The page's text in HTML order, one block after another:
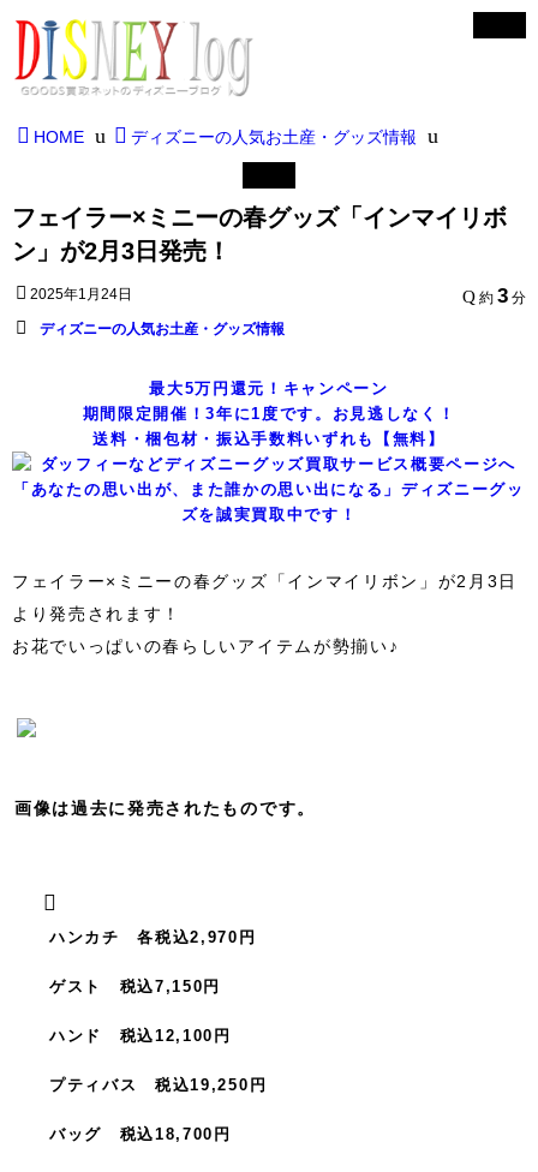
HOME ディズニーの人気お土産・グッズ情報
フェイラー×ミニーの春グッズ「インマイリボ
ン」が2月3日発売！
2025年1月24日 約 3 分
ディズニーの人気お土産・グッズ情報
最大5万円還元！キャンペーン
期間限定開催！3年に1度です。お見逃しなく！
送料・梱包材・振込手数料いずれも【無料】
「あなたの思い出が、また誰かの思い出になる」ディズニーグッ
ズを誠実買取中です！
フェイラー×ミニーの春グッズ「インマイリボン」が2月3日
より発売されます！
お花でいっぱいの春らしいアイテムが勢揃い♪
画像は過去に発売されたものです。
ハンカチ 各税込2,970円
ゲスト 税込7,150円
ハンド 税込12,100円
プティバス 税込19,250円
バッグ 税込18,700円